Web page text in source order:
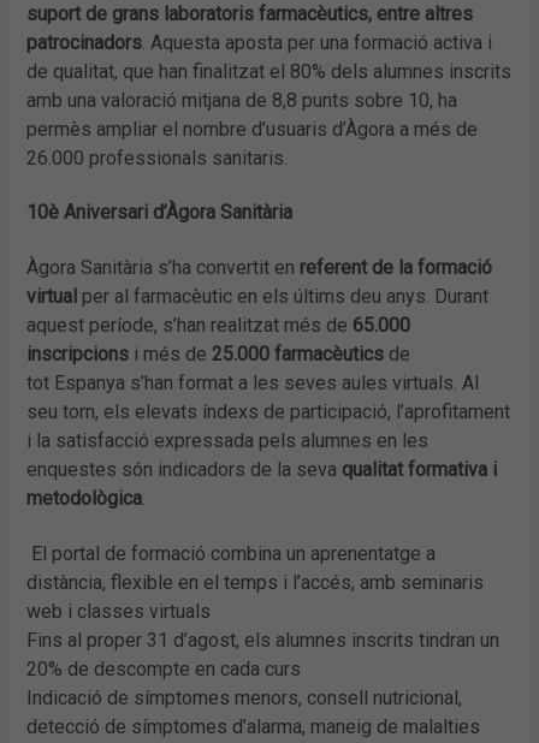
suport de grans laboratoris farmacèutics, entre altres
patrocinadors . Aquesta aposta per una formació activa i
de qualitat, que han finalitzat el 80% dels alumnes inscrits
amb una valoració mitjana de 8,8 punts sobre 10, ha
permès ampliar el nombre d’usuaris d’Àgora a més de
26.000 professionals sanitaris.
10è Aniversari d’Àgora Sanitària
Àgora Sanitària s’ha convertit en referent de la formació
virtual per al farmacèutic en els últims deu anys. Durant
aquest període, s’han realitzat més de 65.000
inscripcions i més de 25.000 farmacèutics de
tot Espanya s’han format a les seves aules virtuals. Al
seu torn, els elevats índexs de participació, l’aprofitament
i la satisfacció expressada pels alumnes en les
enquestes són indicadors de la seva qualitat formativa i
metodològica.
El portal de formació combina un aprenentatge a
distància, flexible en el temps i l’accés, amb seminaris
web i classes virtuals
Fins al proper 31 d’agost, els alumnes inscrits tindran un
20% de descompte en cada curs
Indicació de símptomes menors, consell nutricional,
detecció de símptomes d’alarma, maneig de malalties